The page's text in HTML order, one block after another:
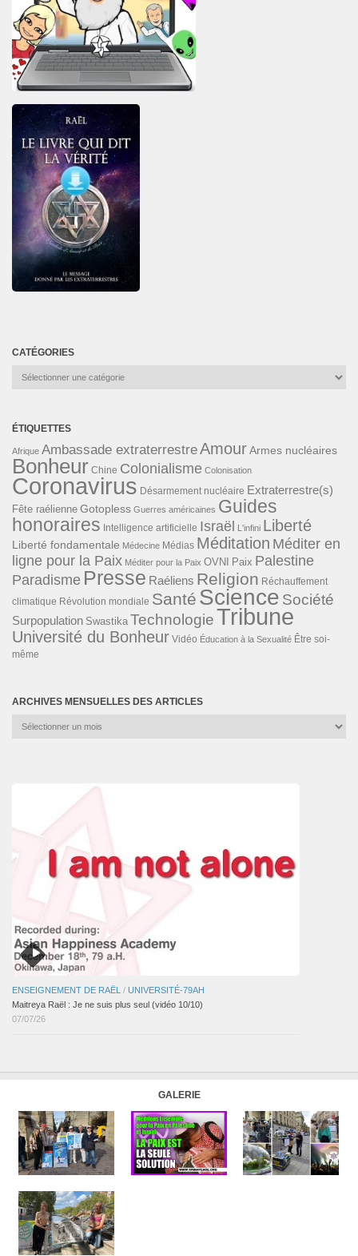
CATÉGORIES
Catégories
ÉTIQUETTES
Afrique Ambassade extraterrestreAmourArmes nucléaires
Bonheur Chine Colonialisme Colonisation
Coronavirus Désarmement nucléaire Extraterrestre(s)
Fête raélienne Gotopless Guerres américaines Guides
honoraires Intelligence artificielle Israël L'infini Liberté
Liberté fondamentale Médecine Médias Méditation Méditer en
ligne pour la Paix Méditer pour la Paix OVNI Paix Palestine
Paradisme Presse Raéliens Religion Réchauffement
climatique Révolution mondiale Santé Science Société
Surpopulation Swastika TechnologieTribune
Université du Bonheur Vidéo Éducation à la Sexualité Être soi-
même
ARCHIVES MENSUELLES DES ARTICLES
Archives
ENSEIGNEMENT DE RAËL / UNIVERSITÉ-79AH
Maitreya Raël : Je ne suis plus seul (vidéo 10/10)
07/07/26
GALERIE